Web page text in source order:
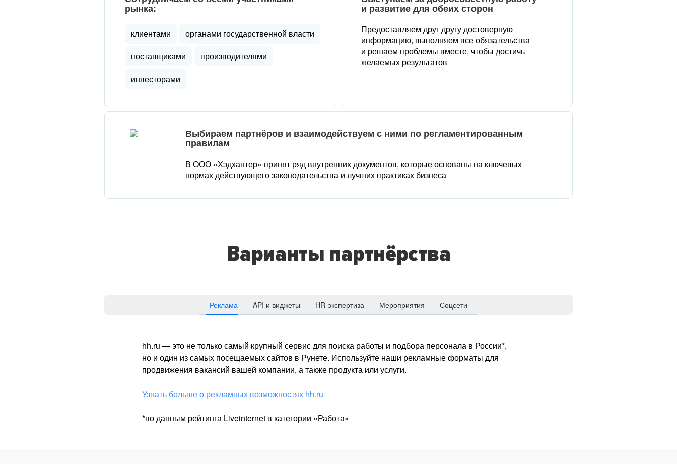
рынка:
клиентами
органами государственной власти
поставщиками
производителями
инвесторами
и развитие для обеих сторон
Предоставляем друг другу достоверную
информацию, выполняем все обязательства
и решаем проблемы вместе, чтобы достичь
желаемых результатов
Выбираем партнёров и взаимодействуем с ними по регламентированным
правилам
В ООО «Хэдхантер» принят ряд внутренних документов, которые основаны на ключевых
нормах действующего законодательства и лучших практиках бизнеса
Варианты партнёрства
Реклама API и виджеты HR-экспертиза Мероприятия Соцсети
hh.ru — это не только самый крупный сервис для поиска работы и подбора персонала в России*,
но и один из самых посещаемых сайтов в Рунете. Используйте наши рекламные форматы для
продвижения вакансий вашей компании, а также продукта или услуги.
Узнать больше о рекламных возможностях hh.ru
*по данным рейтинга Liveinternet в категории «Работа»